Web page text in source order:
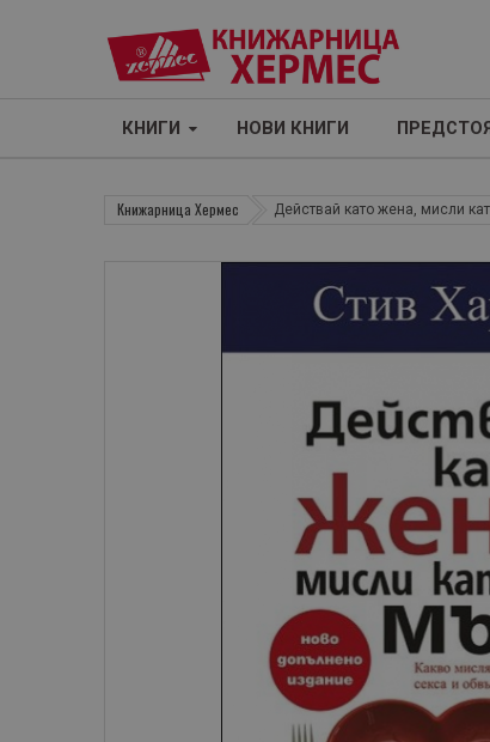
КНИГИ НОВИ КНИГИ
Книжарница Хермес Действай като жена, мисли